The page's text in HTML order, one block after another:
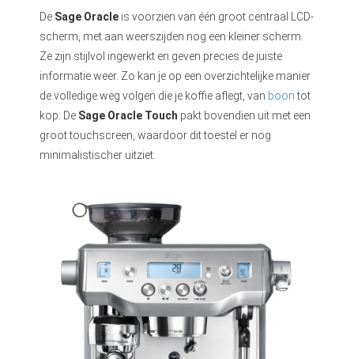
De Sage Oracle is voorzien van één groot centraal LCD-
scherm, met aan weerszijden nog een kleiner scherm.
Ze zijn stijlvol ingewerkt en geven precies de juiste
informatie weer. Zo kan je op een overzichtelijke manier
de volledige weg volgen die je koffie aflegt, van boontot
kop. De Sage Oracle Touch pakt bovendien uit met een
groot touchscreen, waardoor dit toestel er nog
minimalistischer uitziet.